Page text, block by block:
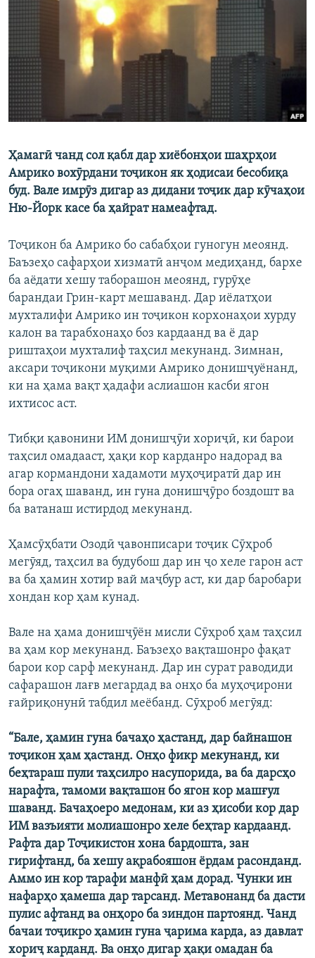
ГУЗОРИШҲОИ РАДИОӢ
Русский
ПАЙГИРӢ КУНЕД
Ҳамаи сомонаҳои RFE/RL
Ҳамагӣ чанд сол қабл дар хиёбонҳои шаҳрҳои
Амрико вохӯрдани тоҷикон як ҳодисаи бесобиқа
буд. Вале имрӯз дигар аз дидани тоҷик дар кӯчаҳои
Ню-Йорк касе ба ҳайрат намеафтад.
Тоҷикон ба Амрико бо сабабҳои гуногун меоянд.
Баъзеҳо сафарҳои хизматӣ анҷом медиҳанд, бархе
ба аёдати хешу таборашон меоянд, гурӯҳе
барандаи Грин-карт мешаванд. Дар иёлатҳои
мухталифи Амрико ин тоҷикон корхонаҳои хурду
калон ва тарабхонаҳо боз кардаанд ва ё дар
риштаҳои мухталиф таҳсил мекунанд. Зимнан,
аксари тоҷикони муқими Амрико донишҷуёнанд,
ки на ҳама вақт ҳадафи аслиашон касби ягон
ихтисос аст.
Тибқи қавонини ИМ донишҷӯи хориҷӣ, ки барои
таҳсил омадааст, ҳақи кор карданро надорад ва
агар кормандони хадамоти муҳоҷиратӣ дар ин
бора огаҳ шаванд, ин гуна донишҷӯро боздошт ва
ба ватанаш истирдод мекунанд.
Ҳамсӯҳбати Озодӣ ҷавонписари тоҷик Сӯҳроб
мегӯяд, таҳсил ва будубош дар ин ҷо хеле гарон аст
ва ба ҳамин хотир вай маҷбур аст, ки дар баробари
хондан кор ҳам кунад.
Вале на ҳама донишҷӯён мисли Сӯҳроб ҳам таҳсил
ва ҳам кор мекунанд. Баъзеҳо вақташонро фақат
барои кор сарф мекунанд. Дар ин сурат раводиди
сафарашон лағв мегардад ва онҳо ба муҳоҷирони
ғайриқонунӣ табдил меёбанд. Сӯҳроб мегӯяд:
“Бале, ҳамин гуна бачаҳо ҳастанд, дар байнашон
тоҷикон ҳам ҳастанд. Онҳо фикр мекунанд, ки
беҳтараш пули таҳсилро насупорида, ва ба дарсҳо
нарафта, тамоми вақташон бо ягон кор машғул
шаванд. Бачаҳоеро медонам, ки аз ҳисоби кор дар
ИМ вазъияти молиашонро хеле беҳтар кардаанд.
Рафта дар Тоҷикистон хона бардошта, зан
гирифтанд, ба хешу ақрабояшон ёрдам расонданд.
Аммо ин кор тарафи манфӣ ҳам дорад. Чунки ин
нафарҳо ҳамеша дар тарсанд. Метавонанд ба дасти
пулис афтанд ва онҳоро ба зиндон партоянд. Чанд
бачаи тоҷикро ҳамин гуна ҷарима карда, аз давлат
хориҷ карданд. Ва онҳо дигар ҳақи омадан ба